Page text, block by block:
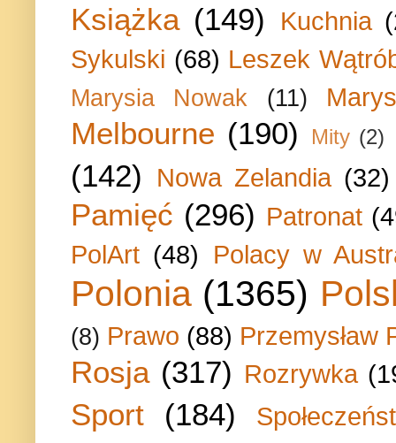
Książka (149) Kuchnia
Sykulski (68) Leszek
Marysia Nowak (11)
Melbourne (190) Mity (2)
(142) Nowa Zelandia (32)
Pamięć (296) Patronat
PolArt (48) Polacy w
Polonia (1365)
(8) Prawo (88) Przemysław
Rosja (317) Rozrywka
Sport (184)